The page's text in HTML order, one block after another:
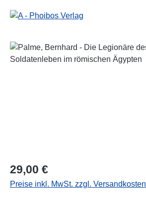
Bildergalerie überspringen
Regulärer Preis:
29,00 €
Preise inkl. MwSt. zzgl. Versandkosten